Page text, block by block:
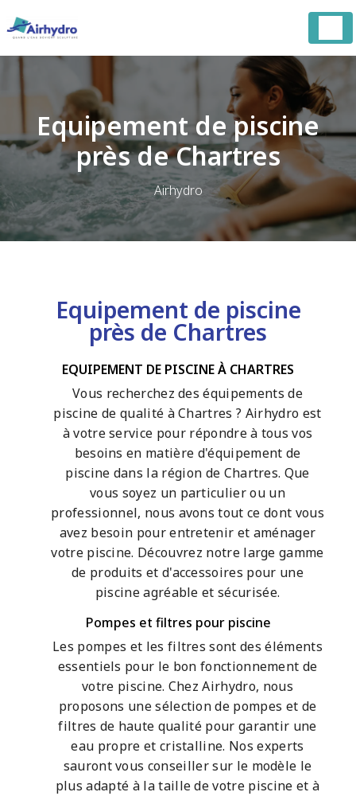
Equipement de piscine
près de Chartres
Airhydro
Equipement de piscine
près de Chartres
EQUIPEMENT DE PISCINE À CHARTRES
Vous recherchez des équipements de
piscine de qualité à Chartres ? Airhydro est
à votre service pour répondre à tous vos
besoins en matière d'équipement de
piscine dans la région de Chartres. Que
vous soyez un particulier ou un
professionnel, nous avons tout ce dont vous
avez besoin pour entretenir et aménager
votre piscine. Découvrez notre large gamme
de produits et d'accessoires pour une
piscine agréable et sécurisée.
Pompes et filtres pour piscine
Les pompes et les filtres sont des éléments
essentiels pour le bon fonctionnement de
votre piscine. Chez Airhydro, nous
proposons une sélection de pompes et de
filtres de haute qualité pour garantir une
eau propre et cristalline. Nos experts
sauront vous conseiller sur le modèle le
plus adapté à la taille de votre piscine et à